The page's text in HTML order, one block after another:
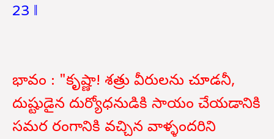
23 ‖
భావం : "కృష్ణా! శత్రు వీరులను చూడనీ,
దుష్టుడైన దుర్యోధనుడికి సాయం చేయడానికి
సమర రంగానికి వచ్చిన వాళ్ళందరిని